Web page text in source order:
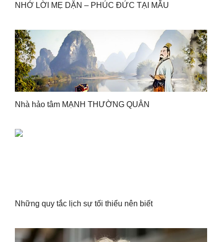
NHỚ LỜI MẸ DẶN – PHÚC ĐỨC TẠI MẪU
Nhà hảo tâm MẠNH THƯỜNG QUÂN
Những quy tắc lịch sự tối thiểu nên biết